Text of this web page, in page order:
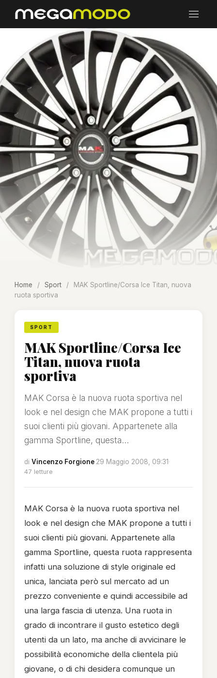
Home / Sport /
MAK Sportline/Corsa Ice Titan, nuova
ruota sportiva
SPORT
MAK Sportline/Corsa Ice
Titan, nuova ruota
sportiva
MAK Corsa è la nuova ruota sportiva nel
look e nel design che MAK propone a tutti i
suoi clienti più giovani. Appartenete alla
gamma Sportline, questa...
di Vincenzo Forgione·29 Maggio 2008, 09:31·
47 letture
MAK Corsa è la nuova ruota sportiva nel
look e nel design che MAK propone a tutti i
suoi clienti più giovani. Appartenete alla
gamma Sportline, questa ruota rappresenta
infatti una soluzione di style originale ed
unica, lanciata però sul mercato ad un
prezzo conveniente e quindi accessibile ad
una larga fascia di utenza. Una ruota in
grado di incontrare il gusto estetico degli
utenti da un lato, ma anche di avvicinare le
possibilità economiche della clientela più
giovane, o di chi desidera comunque un